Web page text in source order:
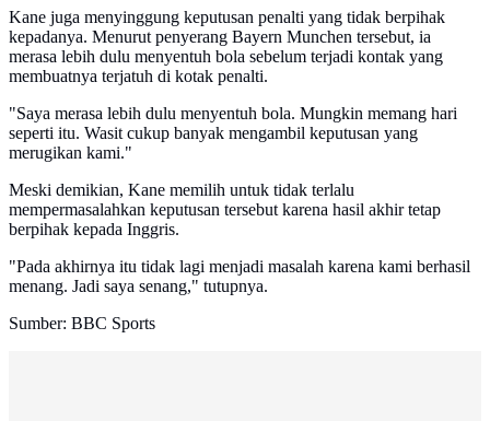
Kane juga menyinggung keputusan penalti yang tidak berpihak
kepadanya. Menurut penyerang Bayern Munchen tersebut, ia
merasa lebih dulu menyentuh bola sebelum terjadi kontak yang
membuatnya terjatuh di kotak penalti.
"Saya merasa lebih dulu menyentuh bola. Mungkin memang hari
seperti itu. Wasit cukup banyak mengambil keputusan yang
merugikan kami."
Meski demikian, Kane memilih untuk tidak terlalu
mempermasalahkan keputusan tersebut karena hasil akhir tetap
berpihak kepada Inggris.
"Pada akhirnya itu tidak lagi menjadi masalah karena kami berhasil
menang. Jadi saya senang," tutupnya.
Sumber: BBC Sports